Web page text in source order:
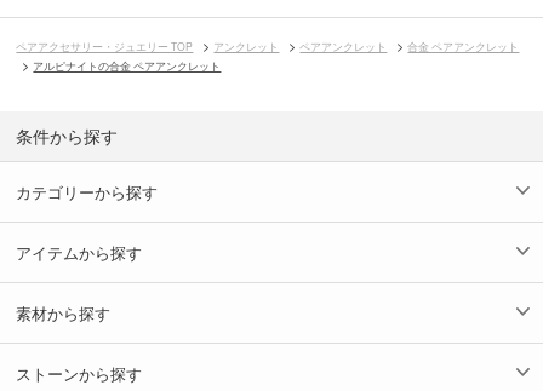
ペアアクセサリー・ジュエリー TOP アンクレット ペアアンクレット
合金 ペアアンクレット
アルピナイトの合金 ペアアンクレット
条件から探す
カテゴリーから探す
アイテムから探す
素材から探す
ストーンから探す